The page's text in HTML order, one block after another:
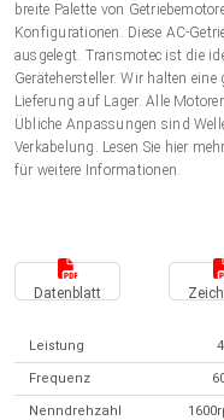
Norsk (NOK)
Suomi (EUR)
Svenska (SEK)
breite Palette von
Konfigurationen. Diese AC-
ausgelegt. Transmotec ist die
Gerätehersteller. Wir halten
Lieferung auf Lager. Alle
Übliche Anpassungen sind
Verkabelung. Lesen Sie hier
für weitere Informationen.
Datenblatt
Leistung
Frequenz
Nenndrehzahl